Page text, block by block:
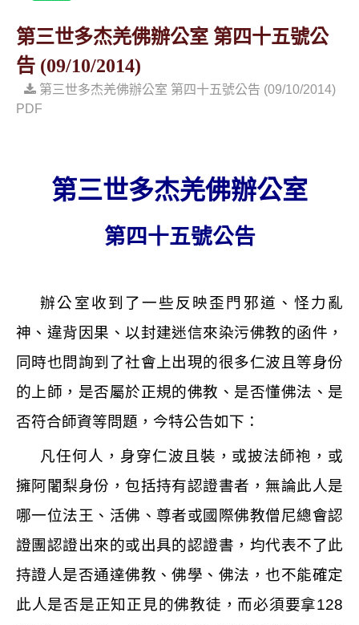
第三世多杰羌佛辦公室 第四十五號公
告 (09/10/2014)
第三世多杰羌佛辦公室 第四十五號公告 (09/10/2014)
PDF
第三世多杰羌佛辦公室
第四十五號公告
辦公室收到了一些反映歪門邪道、怪力亂
神、違背因果、以封建迷信來染污佛教的函件，
同時也問詢到了社會上出現的很多仁波且等身份
的上師，是否屬於正規的佛教、是否懂佛法、是
否符合師資等問題，今特公告如下：
凡任何人，身穿仁波且裝，或披法師袍，或
擁阿闍梨身份，包括持有認證書者，無論此人是
哪一位法王、活佛、尊者或國際佛教僧尼總會認
證團認證出來的或出具的認證書，均代表不了此
持證人是否通達佛教、佛學、佛法，也不能確定
此人是否是正知正見的佛教徒，而必須要拿128